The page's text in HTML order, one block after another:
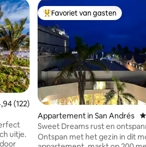
beoordeling van 4,94 uit 5, 122
(122)
uitje.
Topfavoriet van gasten
Favoriet van gasten
Appartement in San Andrés
Sweet Dreams rust en
Appartement 401.
Ontspan met het gezin in dit